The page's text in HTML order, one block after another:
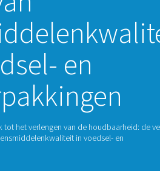
van
en